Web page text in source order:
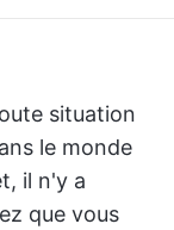
situation
le monde
il n'y a
que vous